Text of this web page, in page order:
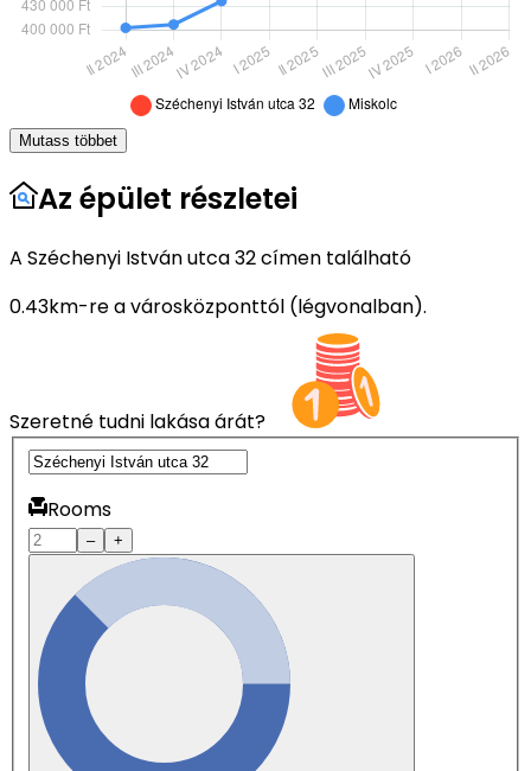
Mutass többet
Az épület részletei
A Széchenyi István utca 32 címen található
0.43km-re a városközponttól (légvonalban).
Szeretné tudni lakása árát?
Rooms
– +